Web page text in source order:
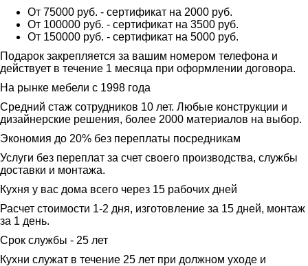
От 75000 руб. - сертификат на 2000 руб.
От 100000 руб. - сертификат на 3500 руб.
От 150000 руб. - сертификат на 5000 руб.
Подарок закрепляется за вашим номером телефона и
действует в течение 1 месяца при оформлении договора.
На рынке мебели с 1998 года
Средний стаж сотрудников 10 лет. Любые конструкции и
дизайнерские решения, более 2000 материалов на выбор.
Экономия до 20% без переплаты посредникам
Услуги без переплат за счет своего производства, службы
доставки и монтажа.
Кухня у вас дома всего через 15 рабочих дней
Расчет стоимости 1-2 дня, изготовление за 15 дней, монтаж
за 1 день.
Срок службы - 25 лет
Кухни служат в течение 25 лет при должном уходе и